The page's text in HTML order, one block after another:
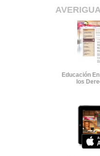
Educación
los